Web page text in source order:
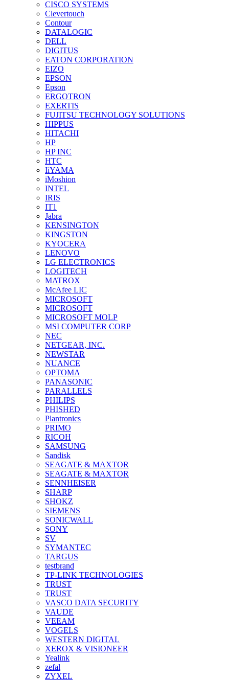
CISCO SYSTEMS
Clevertouch
Contour
DATALOGIC
DELL
DIGITUS
EATON CORPORATION
EIZO
EPSON
Epson
ERGOTRON
EXERTIS
FUJITSU TECHNOLOGY SOLUTIONS
HIPPUS
HITACHI
HP
HP INC
HTC
IiYAMA
iMoshion
INTEL
IRIS
IT1
Jabra
KENSINGTON
KINGSTON
KYOCERA
LENOVO
LG ELECTRONICS
LOGITECH
MATROX
McAfee LIC
MICROSOFT
MICROSOFT
MICROSOFT MOLP
MSI COMPUTER CORP
NEC
NETGEAR, INC.
NEWSTAR
NUANCE
OPTOMA
PANASONIC
PARALLELS
PHILIPS
PHISHED
Plantronics
PRIMO
RICOH
SAMSUNG
Sandisk
SEAGATE & MAXTOR
SEAGATE & MAXTOR
SENNHEISER
SHARP
SHOKZ
SIEMENS
SONICWALL
SONY
SV
SYMANTEC
TARGUS
testbrand
TP-LINK TECHNOLOGIES
TRUST
TRUST
VASCO DATA SECURITY
VAUDE
VEEAM
VOGELS
WESTERN DIGITAL
XEROX & VISIONEER
Yealink
zefal
ZYXEL